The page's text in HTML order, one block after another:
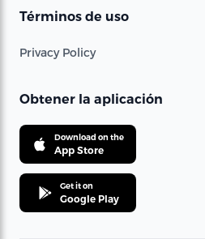
Términos de uso
Privacy Policy
Obtener la aplicación
Download on the
App Store
Get it on
Google Play